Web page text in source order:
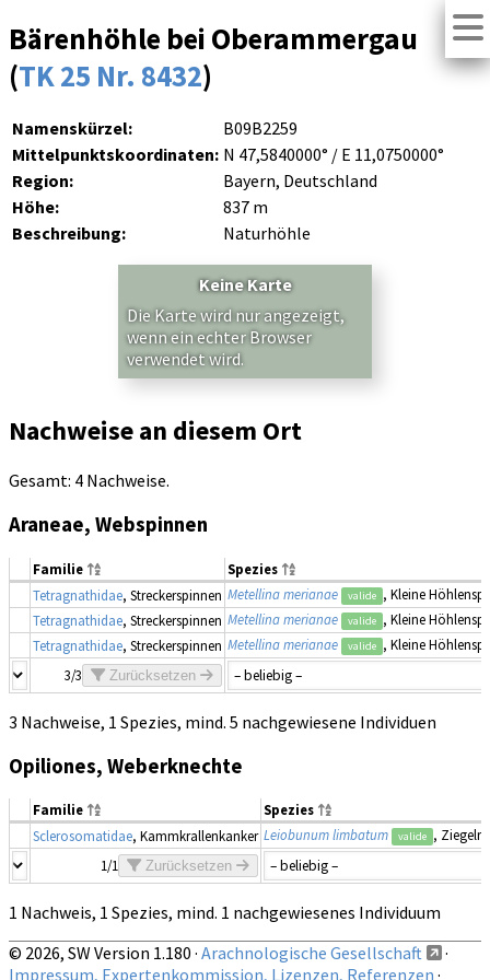
Bärenhöhle bei Oberammergau
(TK 25 Nr. 8432)
Namenskürzel:
B09B2259
Mittelpunktskoordinaten: N 47,5840000° / E 11,0750000°
Region:
Bayern, Deutschland
Höhe:
837 m
Beschreibung:
Naturhöhle
Keine Karte
Die Karte wird nur angezeigt,
wenn ein echter Browser
verwendet wird.
Nachweise an diesem Ort
Gesamt: 4 Nachweise.
Araneae, Webspinnen
Familie
Spezies
Tetragnathidae, Streckerspinnen Metellina merianae valide , Kleine
Tetragnathidae, Streckerspinnen Metellina merianae valide , Kleine
Tetragnathidae, Streckerspinnen Metellina merianae valide , Kleine
3/3
Zurücksetzen
3 Nachweise, 1 Spezies, mind. 5 nachgewiesene Individuen
Opiliones, Weberknechte
Familie
Spezies
Sclerosomatidae, Kammkrallenkanker Leiobunum limbatum valide ,
1/1
Zurücksetzen
1 Nachweis, 1 Spezies, mind. 1 nachgewiesenes Individuum
© 2026, SW Version 1.180 · Arachnologische Gesellschaft
·
Impressum, Expertenkommission, Lizenzen, Referenzen ·